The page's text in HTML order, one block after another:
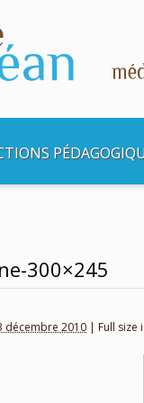
300×245
décembre 2010 | Full size